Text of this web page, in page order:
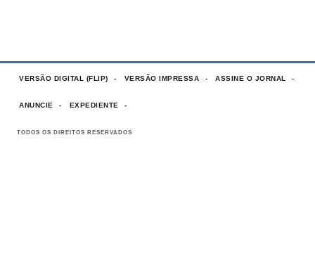
VERSÃO DIGITAL (FLIP) VERSÃO IMPRESSA ASSINE O JORNAL
ANUNCIE EXPEDIENTE
TODOS OS DIREITOS RESERVADOS